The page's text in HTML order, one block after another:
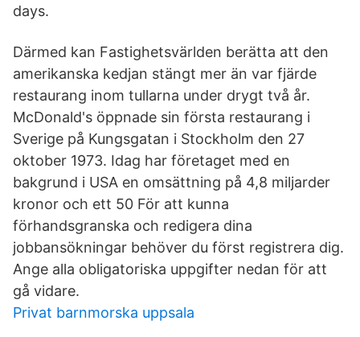
days.
Därmed kan Fastighetsvärlden berätta att den
amerikanska kedjan stängt mer än var fjärde
restaurang inom tullarna under drygt två år.
McDonald's öppnade sin första restaurang i
Sverige på Kungsgatan i Stockholm den 27
oktober 1973. Idag har företaget med en
bakgrund i USA en omsättning på 4,8 miljarder
kronor och ett 50 För att kunna
förhandsgranska och redigera dina
jobbansökningar behöver du först registrera dig.
Ange alla obligatoriska uppgifter nedan för att
gå vidare.
Privat barnmorska uppsala